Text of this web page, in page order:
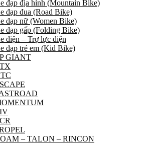
đạp địa hình (Mountain Bike)
đạp đua (Road Bike)
đạp nữ (Women Bike)
đạp gấp (Folding Bike)
điện – Trợ lực điện
đạp trẻ em (Kid Bike)
GIANT
– TALON – RINCON